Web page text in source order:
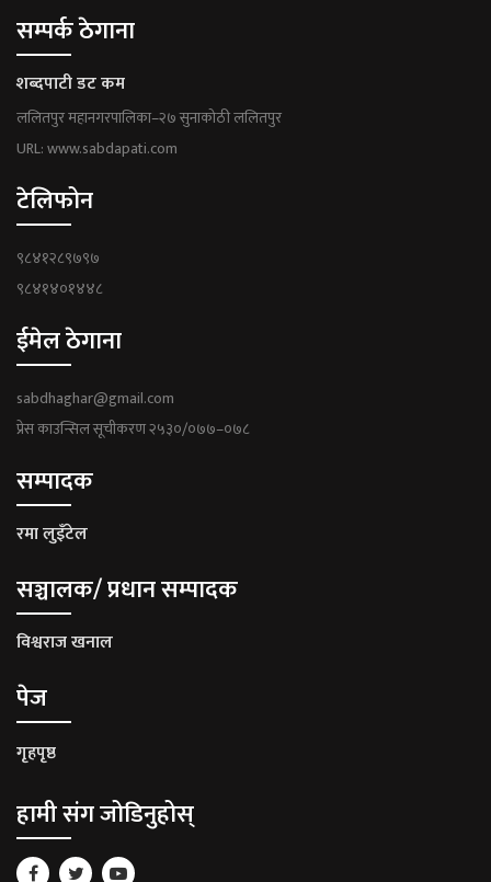
सम्पर्क ठेगाना
शब्दपाटी डट कम
ललितपुर महानगरपालिका–२७ सुनाकोठी ललितपुर
URL: www.sabdapati.com
टेलिफोन
९८४१२८९७९७
९८४१४०१४४८
ईमेल ठेगाना
sabdhaghar@gmail.com
प्रेस काउन्सिल सूचीकरण २५३०/०७७–०७८
सम्पादक
रमा लुइँटेल
सञ्चालक/ प्रधान सम्पादक
विश्वराज खनाल
पेज
गृहपृष्ठ
हामी संग जोडिनुहोस्